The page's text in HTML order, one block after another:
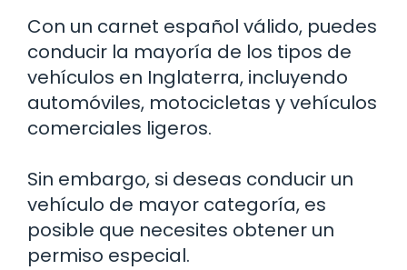
Con un carnet español válido, puedes
conducir la mayoría de los tipos de
vehículos en Inglaterra, incluyendo
automóviles, motocicletas y vehículos
comerciales ligeros.
Sin embargo, si deseas conducir un
vehículo de mayor categoría, es
posible que necesites obtener un
permiso especial.